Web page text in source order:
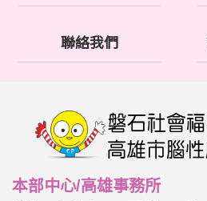
聯絡我們
本部中心/高雄事務所